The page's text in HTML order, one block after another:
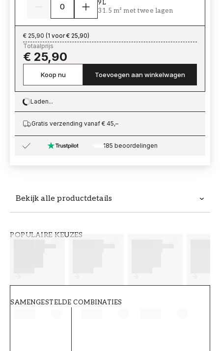
Bekijk alle productdetails
POPULAIRE KEUZES
SAMENGESTELDE COMBINATIES
9L
31.5 m² met twee lagen
€ 25,90 (1 voor € 25,90)
Totaalprijs
€ 25,90
Koop nu Toevoegen aan winkelwagen
Loading…
Laden...
Gratis verzending vanaf € 45,–
185 beoordelingen